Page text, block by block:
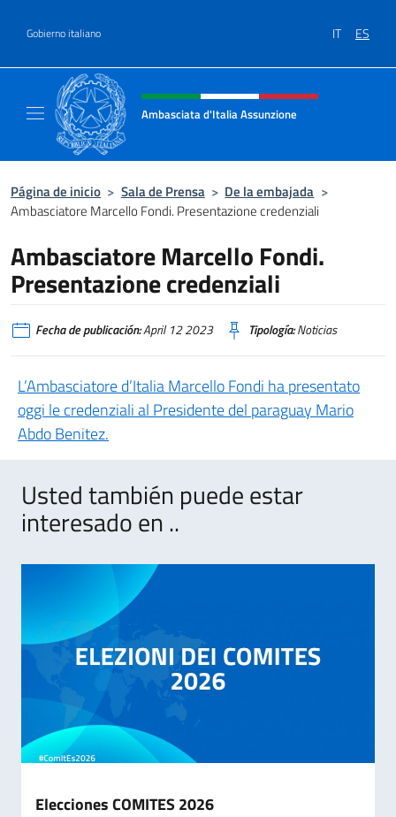
Gobierno italiano IT ES
Encabezado del sitio web,
Ambasciata d'Italia Assunzione
Página de inicio > Sala de Prensa > De la embajada >
Ambasciatore Marcello Fondi. Presentazione credenziali
Ambasciatore Marcello Fondi.
Presentazione credenziali
Fecha de publicación:April 12 2023 Tipología:Noticias
L’Ambasciatore d’Italia Marcello Fondi ha presentato
oggi le credenziali al Presidente del paraguay Mario
Abdo Benitez.
Usted también puede estar
interesado en ..
Elecciones COMITES 2026